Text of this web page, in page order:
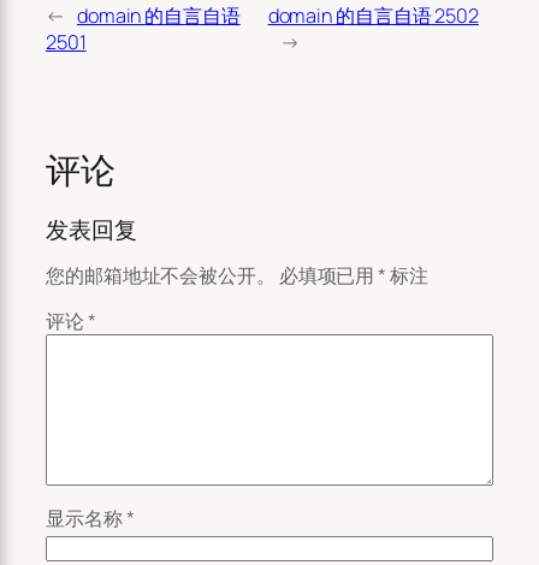
← domain 的自言自语
2501
domain 的自言自语 2502
→
评论
发表回复
您的邮箱地址不会被公开。 必填项已用*标注
评论*
显示名称*